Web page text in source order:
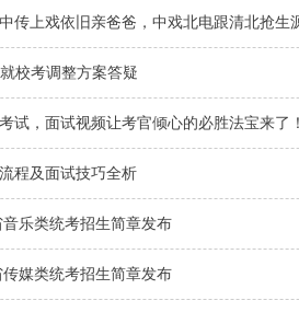
传上戏依旧亲爸爸，中戏北电跟清北抢生
校考调整方案答疑
试，面试视频让考官倾心的必胜法宝来了
程及面试技巧全析
乐类统考招生简章发布
媒类统考招生简章发布